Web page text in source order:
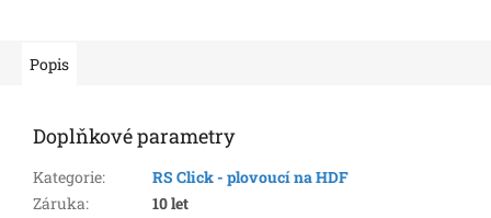
Popis
Doplňkové parametry
Kategorie:
RS Click - plovoucí na HDF
Záruka:
10 let